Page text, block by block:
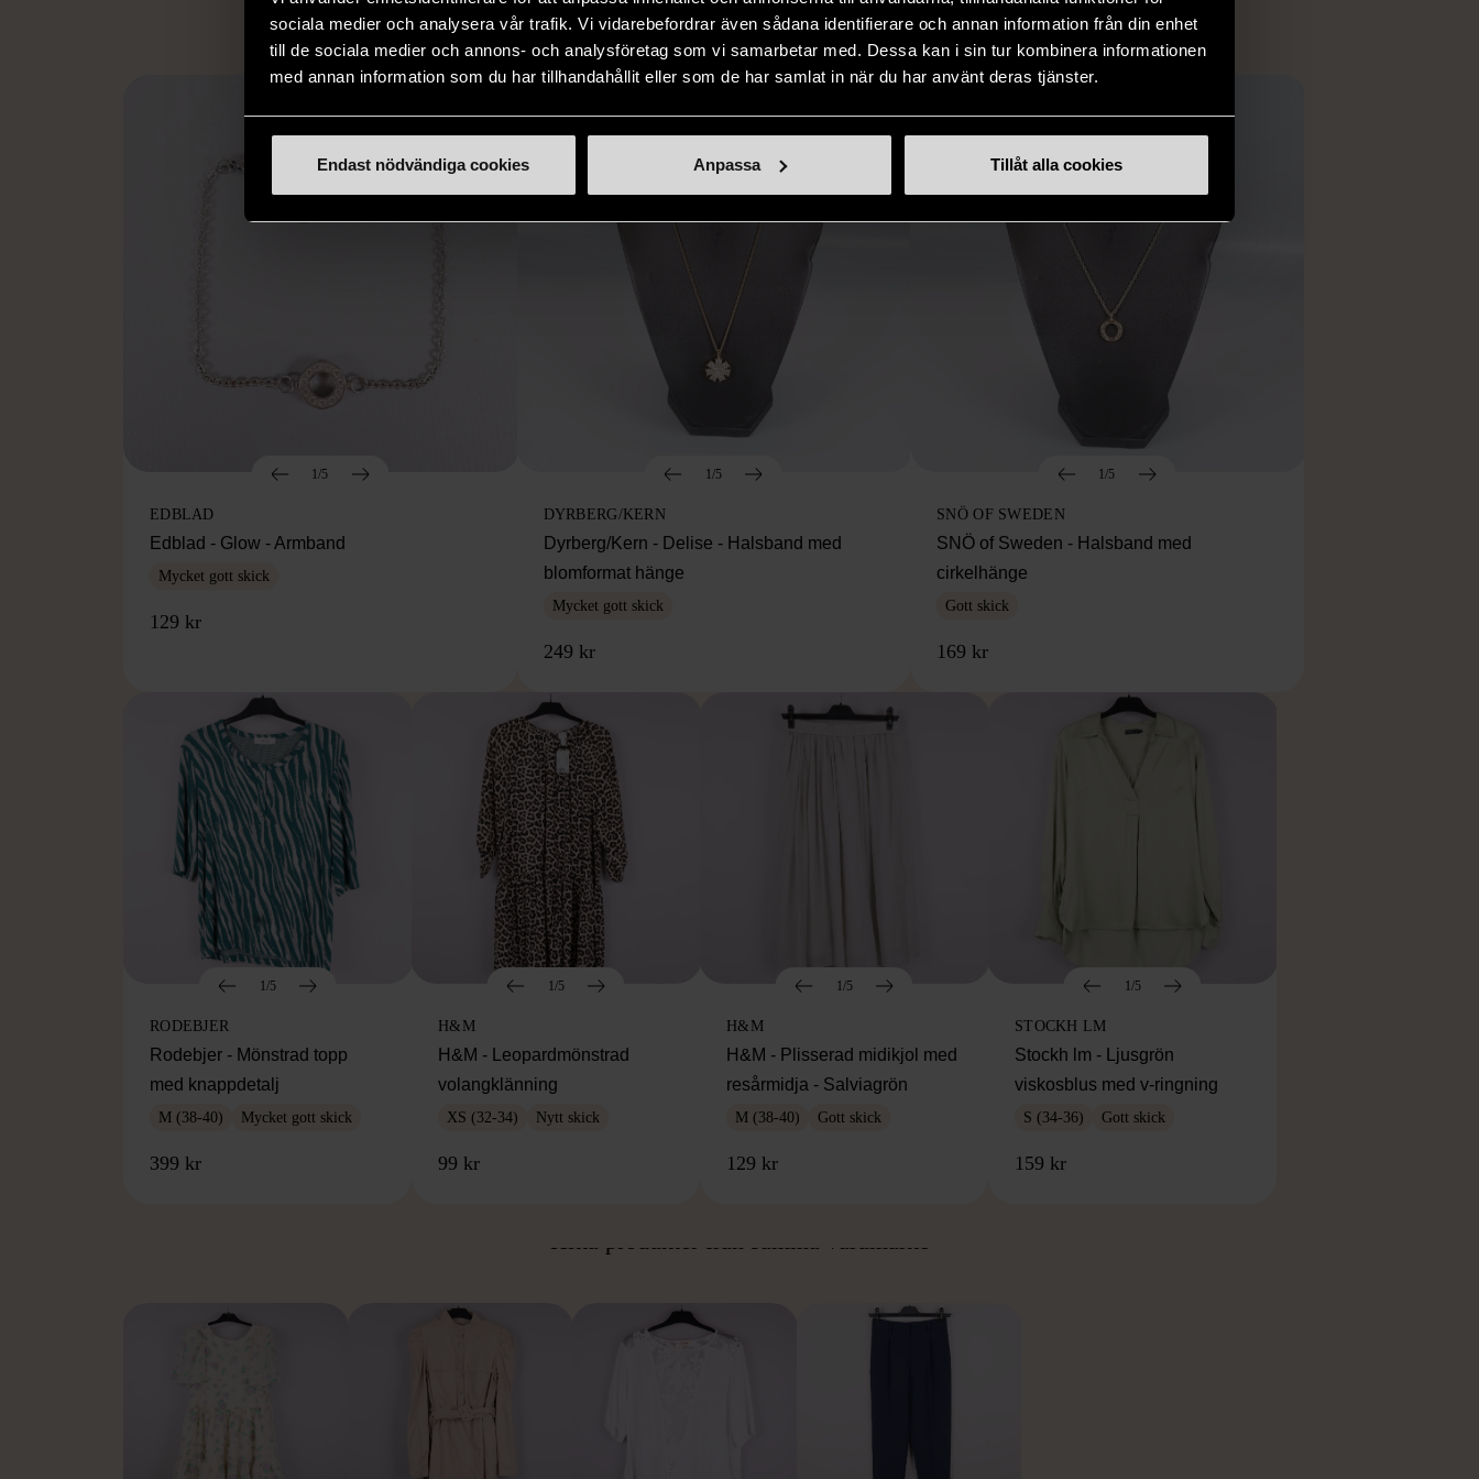
sociala medier och analysera vår trafik. Vi vidarebefordrar även sådana identifierare och annan information från din enhet
till de sociala medier och annons- och analysföretag som vi samarbetar med. Dessa kan i sin tur kombinera informationen
med annan information som du har tillhandahållit eller som de har samlat in när du har använt deras tjänster.
Endast nödvändiga cookies Anpassa Tillåt alla cookies
Hitta produkter som påminner om denna
1/5
EDBLAD
Edblad - Glow - Armband
Mycket gott skick
129 kr
1/5
DYRBERG/KERN
Dyrberg/Kern - Delise - Halsband med
blomformat hänge
Mycket gott skick
249 kr
1/5
SNÖ OF SWEDEN
SNÖ of Sweden - Halsband med
cirkelhänge
Gott skick
169 kr
1/5
RODEBJER
Rodebjer - Mönstrad topp
med knappdetalj
M (38-40) Mycket gott skick
399 kr
1/5
H&M
H&M - Leopardmönstrad
volangklänning
XS (32-34) Nytt skick
99 kr
1/5
H&M
H&M - Plisserad midikjol med
resårmidja - Salviagrön
M (38-40) Gott skick
129 kr
1/5
STOCKH LM
Stockh lm - Ljusgrön
viskosblus med v-ringning
S (34-36) Gott skick
159 kr